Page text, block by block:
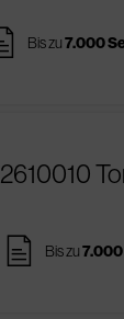
Bis zu7.000
pages Bis zu